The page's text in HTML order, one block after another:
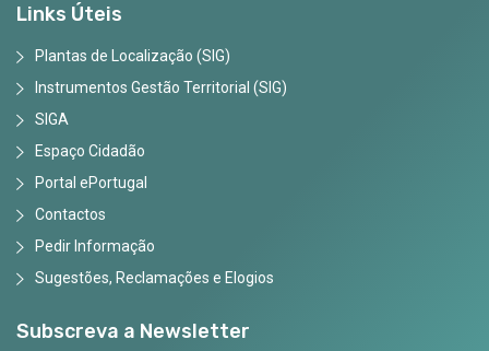
Links Úteis
Plantas de Localização (SIG)
Instrumentos Gestão Territorial (SIG)
SIGA
Espaço Cidadão
Portal ePortugal
Contactos
Pedir Informação
Sugestões, Reclamações e Elogios
Subscreva a Newsletter